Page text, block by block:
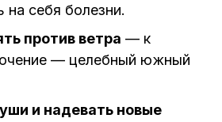
себя болезни.
против ветра — к
— целебный южный
и надевать новые